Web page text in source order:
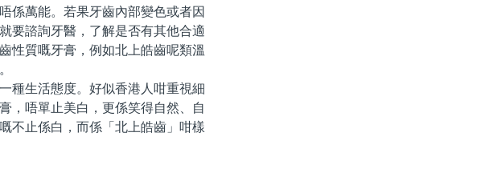
萬能。若果牙齒內部變色或者因
要諮詢牙醫，了解是否有其他合適
性質嘅牙膏，例如北上皓齒呢類溫
生活態度。好似香港人咁重視細
，唔單止美白，更係笑得自然、自
不止係白，而係「北上皓齒」咁樣